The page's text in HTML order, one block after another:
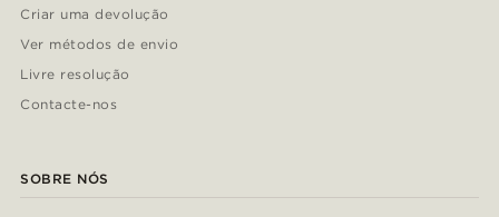
Criar uma devolução
Ver métodos de envio
Livre resolução
Contacte-nos
SOBRE NÓS